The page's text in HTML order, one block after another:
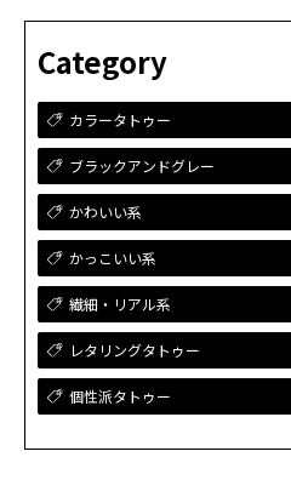
Category
カラータトゥー
ブラックアンドグレー
かわいい系
かっこいい系
繊細・リアル系
レタリングタトゥー
個性派タトゥー